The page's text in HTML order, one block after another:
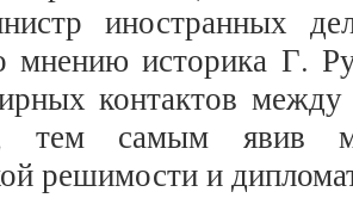
иностранных
историка Г.
контактов
тем самым явив
решимости и